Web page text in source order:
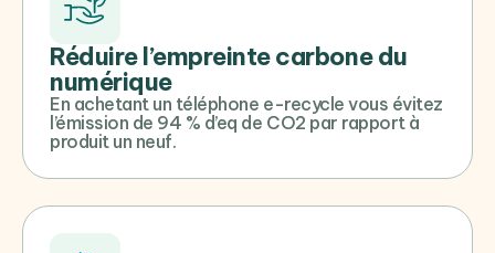
Réduire l’empreinte carbone du
numérique
En achetant un téléphone e-recycle vous évitez
l’émission de 94 % d’eq de CO2 par rapport à
produit un neuf.